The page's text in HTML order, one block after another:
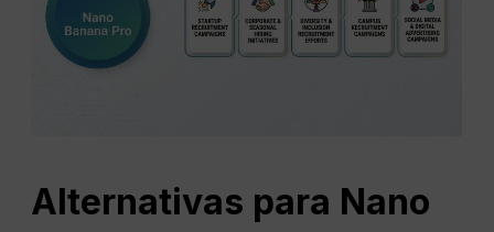
Alternativas para Nano